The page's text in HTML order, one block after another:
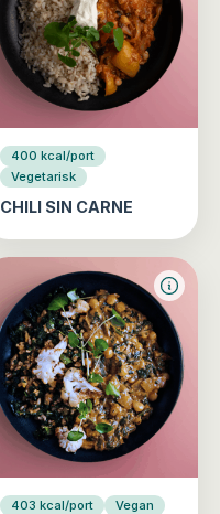
400 kcal/port
Vegetarisk
CHILI SIN CARNE
403 kcal/port Vegan